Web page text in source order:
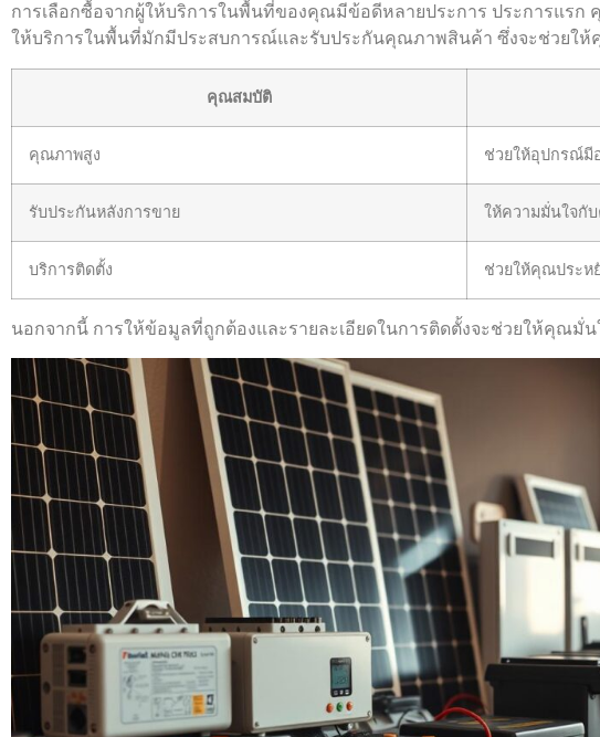
การเลือกซื้อจากผู้ให้บริการในพื้นที่ของคุณมีข้อดีหลายประการ ประการแรก
ให้บริการในพื้นที่มักมีประสบการณ์และรับประกันคุณภาพสินค้า ซึ่งจะช่วยให้
คุณสมบัติ
คุณภาพสูง ช่วยให้อุปกรณ์มี
รับประกันหลังการขาย ให้ความมั่นใจกั
บริการติดตั้ง ช่วยให้คุณประห
นอกจากนี้ การให้ข้อมูลที่ถูกต้องและรายละเอียดในการติดตั้งจะช่วยให้คุณมั่